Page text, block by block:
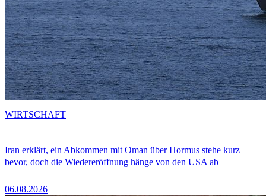
Iran erklärt, ein Abkommen mit Oman über Hormus stehe kurz
bevor, doch die Wiedereröffnung hänge von den USA ab
06.08.2026
WIRTSCHAFT